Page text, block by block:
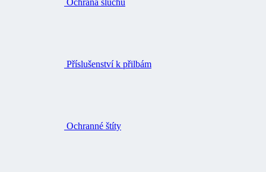
Ochrana sluchu
Příslušenství k přilbám
Ochranné štíty